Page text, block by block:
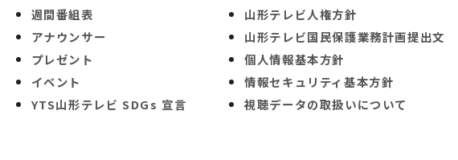
週間番組表
アナウンサー
プレゼント
イベント
YTS山形テレビ SDGs 宣言
山形テレビ人権方針
山形テレビ国民保護業務計画提出文
個人情報基本方針
情報セキュリティ基本方針
視聴データの取扱いについて